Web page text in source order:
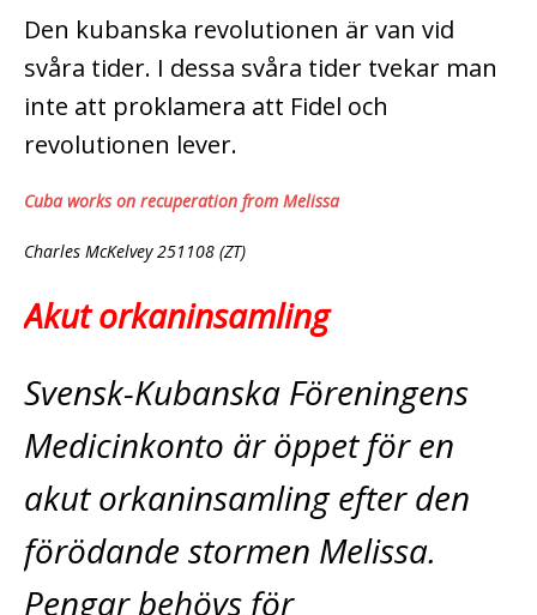
Den kubanska revolutionen är van vid
svåra tider. I dessa svåra tider tvekar man
inte att proklamera att Fidel och
revolutionen lever.
Cuba works on recuperation from Melissa
Charles McKelvey 251108 (ZT)
Akut orkaninsamling
Svensk-Kubanska Föreningens
Medicinkonto är öppet för en
akut orkaninsamling­ efter den
förödande stormen Melissa.
Pengar behövs för